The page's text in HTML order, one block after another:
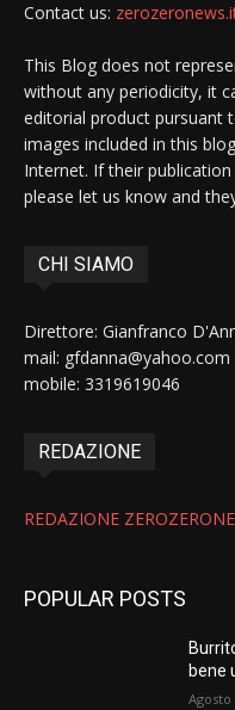
Contact us:
This Blog does not
without any periodicity, it
editorial product pursuant
images included in this
Internet. If their
please let us know and
CHI SIAMO
Direttore: Gianfranco
mail: gfdanna@yahoo.com
mobile: 3319619046
REDAZIONE
REDAZIONE
POPULAR POSTS
bene
Agosto